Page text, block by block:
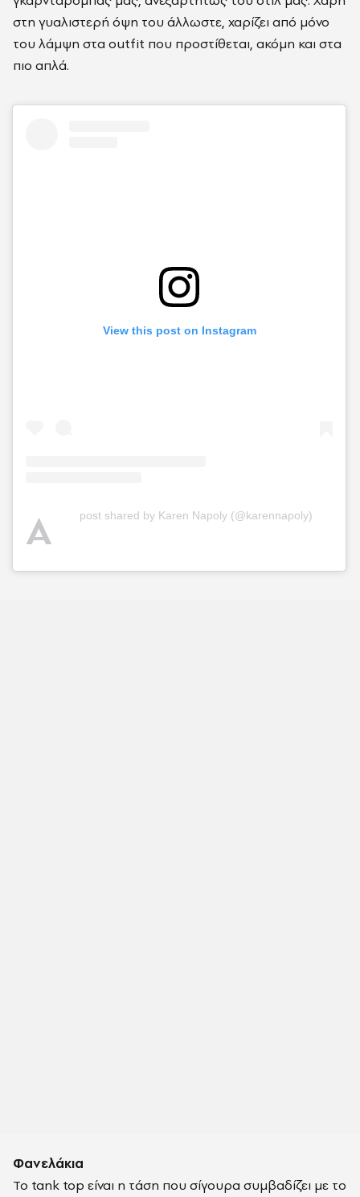
στη γυαλιστερή όψη του άλλωστε, χαρίζει από μόνο
του λάμψη στα outfit που προστίθεται, ακόμη και στα
πιο απλά.
View this post on Instagram
A post shared by Karen Napoly (@karennapoly)
Φανελάκια
Το tank top είναι η τάση που σίγουρα συμβαδίζει με το